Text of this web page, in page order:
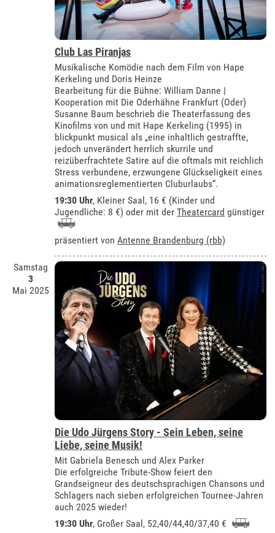
Club Las Piranjas
Musikalische Komödie nach dem Film von Hape
Kerkeling und Doris Heinze
Bearbeitung für die Bühne: William Danne |
Kooperation mit Die Oderhähne Frankfurt (Oder)
Susanne Baum beschrieb die Theaterfassung des
Kinofilms von und mit Hape Kerkeling (1995) in
blickpunkt musical als „eine inhaltlich gestraffte,
jedoch unverändert herrlich skurrile und
reizüberfrachtete Satire auf die oftmals mit reichlich
Stress verbundene, erzwungene Glückseligkeit eines
animationsreglementierten Cluburlaubs“.
19:30 Uhr, Kleiner Saal, 16 € (Kinder und
Jugendliche: 8 €) oder mit derTheatercard günstiger
präsentiert vonAntenne Brandenburg (rbb)
Samstag
3
Mai 2025
Die Udo Jürgens Story - Sein Leben, seine
Liebe, seine Musik!
Mit Gabriela Benesch und Alex Parker
Die erfolgreiche Tribute-Show feiert den
Grandseigneur des deutschsprachigen Chansons und
Schlagers nach sieben erfolgreichen Tournee-Jahren
auch 2025 wieder!
19:30 Uhr, Großer Saal, 52,40/44,40/37,40 €